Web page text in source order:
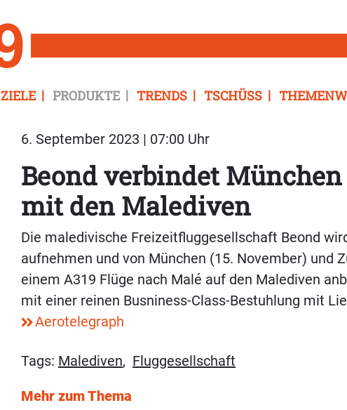
ZIELE PRODUKTE TRENDS TSCHÜSS
6. September 2023 | 07:00 Uhr
Beond verbindet
mit den Malediven
Die maledivische Freizeitfluggesellschaft Beond
aufnehmen und von München (15. November) und
einem A319 Flüge nach Malé auf den Malediven
mit einer reinen Busniness-Class-Bestuhlung mit
Aerotelegraph
Tags: Malediven, Fluggesellschaft
Mehr zum Thema